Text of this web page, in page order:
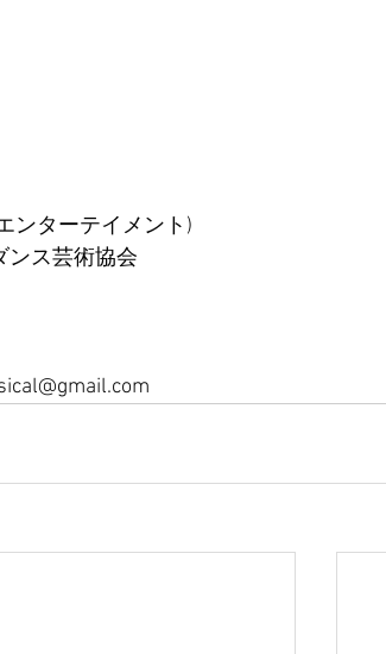
ンターテイメント)
ンス芸術協会